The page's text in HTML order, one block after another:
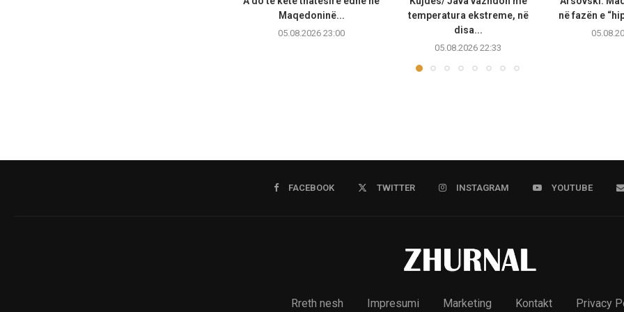
Maqedoninë...
05.08.2026 23:00
temperatura ekstreme, në
disa...
05.08.2026 22:33
në fazën e
FACEBOOK TWITTER INSTAGRAM YOUTUBE
Rreth nesh Impresumi Marketing Kontakt Privacy